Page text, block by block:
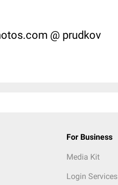
@ prudkov
For Business
Media Kit
Login Services